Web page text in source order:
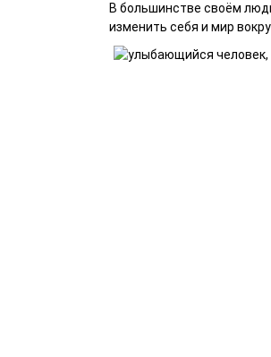
В большинстве своём
изменить себя и мир